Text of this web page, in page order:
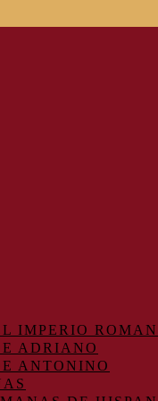
IMPERIO
ADRIANO
ANTONINO